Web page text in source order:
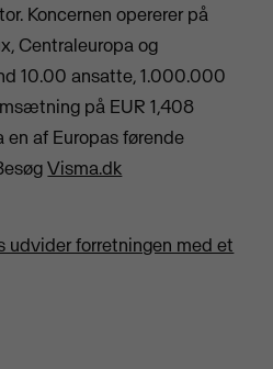
Koncernen opererer på
Centraleuropa og
10.00 ansatte, 1.000.000
på EUR 1,408
en af Europas førende
Visma.dk
udvider forretningen med et